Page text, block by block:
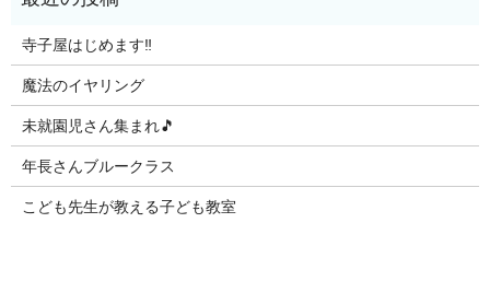
寺子屋はじめます‼️
魔法のイヤリング
未就園児さん集まれ🎵
年長さんブルークラス
こども先生が教える子ども教室